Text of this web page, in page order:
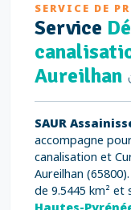
SERVICE DE
Service
Aureilhan
SAUR
accompagne
canalisation et
Aureilhan
de 9.5445 km²